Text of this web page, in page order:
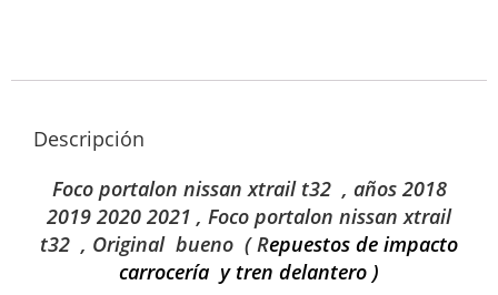
Descripción
Foco portalon nissan xtrail t32 , años 2018
2019 2020 2021 , Foco portalon nissan xtrail
t32 , Original bueno ( Repuestos de impacto
carrocería y tren delantero )